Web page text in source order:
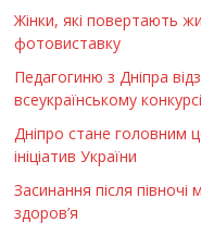
Жінки, які повертають
фотовиставку
Педагогиню з Дніпра
всеукраїнському конкурсі
Дніпро стане головним
ініціатив України
Засинання після
здоров’я